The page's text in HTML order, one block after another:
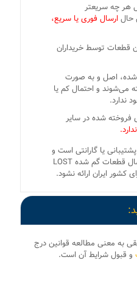
هر چه سریعتر
حالارسال فوری یا سریع،
قطعات توسط خریداران
اصل و به صورت
می‌شوند و احتمال کم یا
ندارد.
فروخته شده در سایر
یا گارانتی است و
خدمات پشتیبانی و ارسال قطعات گم شده LOST
به معنی مطالعه قوانین درج
و قبول شرایط آن است.